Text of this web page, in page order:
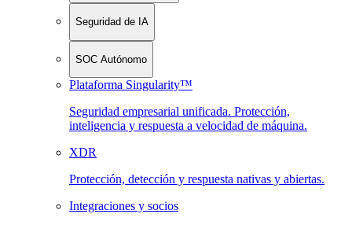
Seguridad de IA
SOC Autónomo
Plataforma Singularity™
Seguridad empresarial unificada. Protección,
inteligencia y respuesta a velocidad de máquina.
XDR
Protección, detección y respuesta nativas y abiertas.
Integraciones y socios